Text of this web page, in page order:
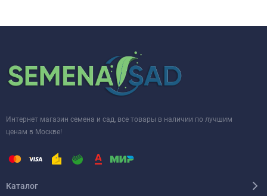
Интернет магазин семена и сад, все товары в наличии по лучшим
ценам в Москве!
Каталог